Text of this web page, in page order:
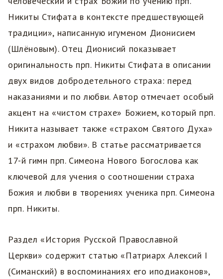
Никиты Стифата в контексте предшествующей
традиции», написанную игуменом Дионисием
(Шлёновым). Отец Дионисий показывает
оригинальность прп. Никиты Стифата в описании
двух видов добродетельного страха: перед
наказаниями и по любви. Автор отмечает особый
акцент на «чистом страхе» Божием, который прп.
Никита называет также «страхом Святого Духа»
и «страхом любви». В статье рассматривается
17-й гимн прп. Симеона Нового Богослова как
ключевой для учения о соотношении страха
Божия и любви в творениях ученика прп. Симеона
прп. Никиты.
Раздел «История Русской Православной
Церкви» содержит статью «Патриарх Алексий I
(Симанский) в воспоминаниях его иподиаконов»,